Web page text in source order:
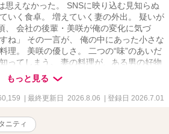
思えなかった。 SNSに映り込む見知らぬ
いく食卓。 増えていく妻の外出。 疑いが
、 会社の後輩・美咲が俺の変化に気づ
ね」 その一言が、 俺の中にあった小さな
理。 美咲の優しさ。 二つの“味”のあいだ
ってしまう。 妻の料理が、ある男の好物
を。 そして気づく。 秘密を抱えているの
ことに――。 互いに何も言わないまま、
ける夫婦。 これは、 真実を語らないまま
もっと見る
| 最終更新日 2026.8.06 | 登録日 2026.7.01
ニティ